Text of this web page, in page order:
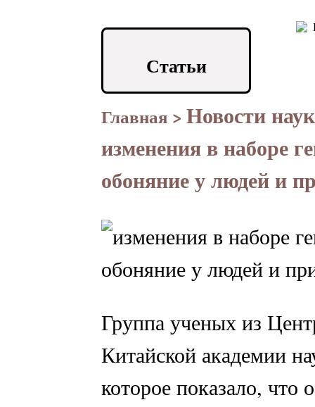
Статьи
Главная > Новости
изменения в наборе
обоняние у людей и
Группа ученых из
Китайской академии
которое показало, что